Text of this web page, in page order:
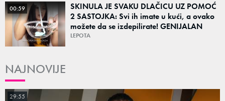
00:59
SKINULA JE SVAKU DLAČICU UZ POMOĆ
2 SASTOJKA: Svi ih imate u kući, a ovako
možete da se izdepilirate! GENIJALAN
TRIK!
LEPOTA
NAJNOVIJE
29:55